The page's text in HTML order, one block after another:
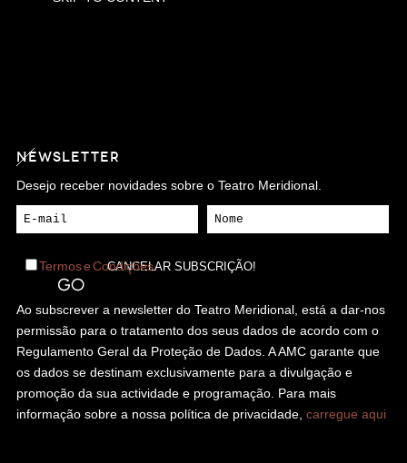
NEWSLETTER
Desejo receber novidades sobre o Teatro Meridional.
Termos e Condições
Ao subscrever a newsletter do Teatro Meridional, está a dar-nos
permissão para o tratamento dos seus dados de acordo com o
Regulamento Geral da Proteção de Dados. A AMC garante que
os dados se destinam exclusivamente para a divulgação e
promoção da sua actividade e programação. Para mais
informação sobre a nossa política de privacidade, carregue aqui